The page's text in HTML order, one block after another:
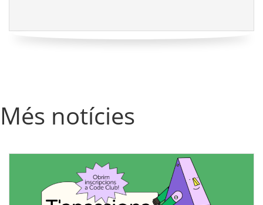
Més notícies